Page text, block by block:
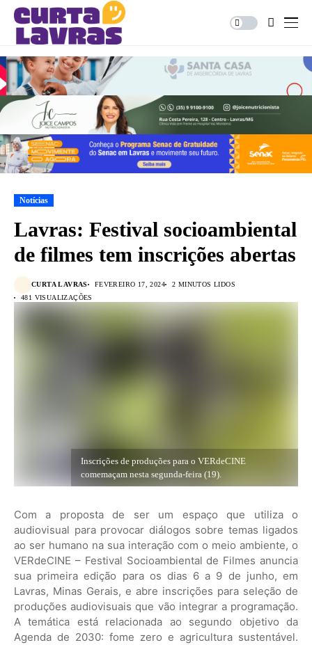
Notícias
Lavras: Festival socioambiental
de filmes tem inscrições abertas
CURTA LAVRAS FEVEREIRO 17, 2024
2 MINUTOS LIDOS
481 VISUALIZAÇÕES
Inscrições de produções para o VERdeCINE
comemaçam nesta segunda-feira (19).
Com a proposta de ser um espaço que utiliza o
audiovisual para provocar diálogos sobre temas ligados
ao ser humano na sua interação com o meio ambiente, o
VERdeCINE – Festival Socioambiental de Filmes anuncia
sua primeira edição para os dias 6 a 9 de junho, em
Lavras, Minas Gerais, e abre inscrições para seleção de
produções audiovisuais que vão integrar a programação.
A temática está relacionada ao segundo objetivo da
Agenda de 2030: fome zero e agricultura sustentável.